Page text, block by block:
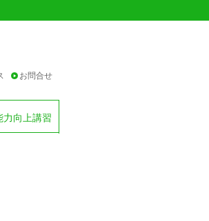
お問合せ
力向上講習